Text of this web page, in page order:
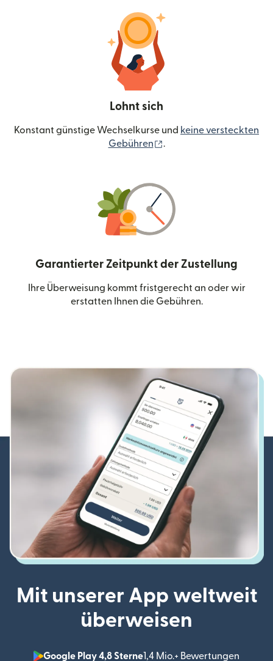
Lohnt sich
Konstant günstige Wechselkurse und keine versteckten
Gebühren
.
Garantierter Zeitpunkt der Zustellung
Ihre Überweisung kommt fristgerecht an oder wir
erstatten Ihnen die Gebühren.
Mit unserer App weltweit
überweisen
Google Play 4,8 Sterne1,4 Mio.+ Bewertungen